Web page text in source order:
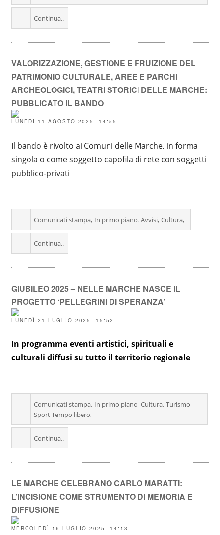
Continua..
VALORIZZAZIONE, GESTIONE E FRUIZIONE DEL
PATRIMONIO CULTURALE, AREE E PARCHI
ARCHEOLOGICI, TEATRI STORICI DELLE MARCHE:
PUBBLICATO IL BANDO
LUNEDÌ 11 AGOSTO 2025 14:55
Il bando è rivolto ai Comuni delle Marche, in forma
singola o come soggetto capofila di rete con soggetti
pubblico-privati
Comunicati stampa In primo piano Avvisi Cultura
Continua..
GIUBILEO 2025 – NELLE MARCHE NASCE IL
PROGETTO ‘PELLEGRINI DI SPERANZA’
LUNEDÌ 21 LUGLIO 2025 15:52
In programma eventi artistici, spirituali e
culturali diffusi su tutto il territorio regionale
Comunicati stampa In primo piano Cultura Turismo
Sport Tempo libero
Continua..
LE MARCHE CELEBRANO CARLO MARATTI:
L’INCISIONE COME STRUMENTO DI MEMORIA E
DIFFUSIONE
MERCOLEDÌ 16 LUGLIO 2025 14:13